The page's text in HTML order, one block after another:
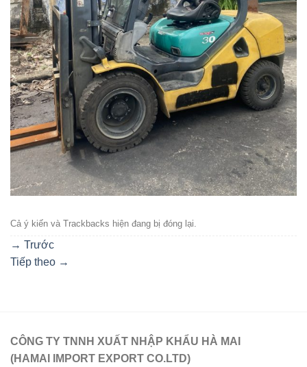
Cả ý kiến ​​và Trackbacks hiện đang bị đóng lại.
→ Trước
Tiếp theo →
CÔNG TY TNNH XUẤT NHẬP KHẨU HÀ MAI
(HAMAI IMPORT EXPORT CO.LTD)